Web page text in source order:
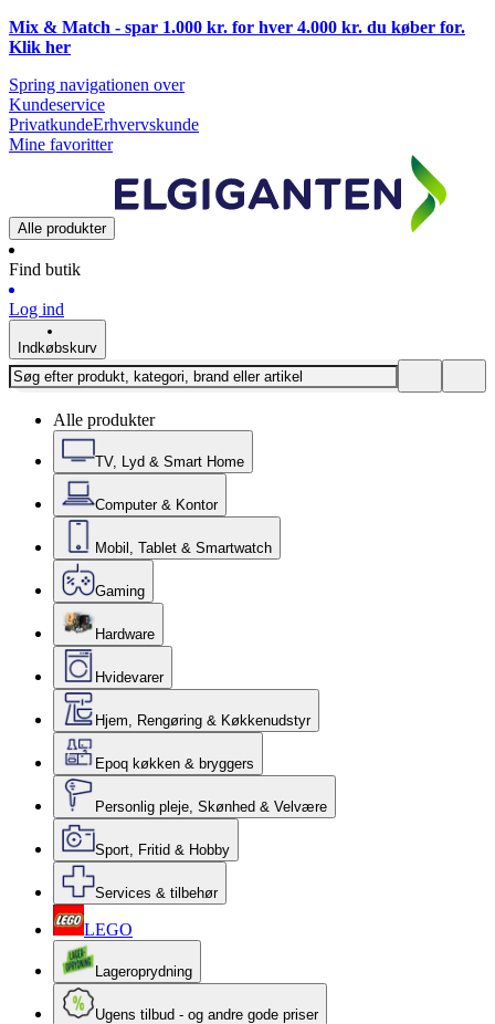
Mix & Match - spar 1.000 kr. for hver 4.000 kr. du køber for.
Klik her
Spring navigationen over
Kundeservice
PrivatkundeErhvervskunde
Mine favoritter
Alle produkter
Find butik
Log ind
Indkøbskurv
Alle produkter
TV, Lyd & Smart Home
Computer & Kontor
Mobil, Tablet & Smartwatch
Gaming
Hardware
Hvidevarer
Hjem, Rengøring & Køkkenudstyr
Epoq køkken & bryggers
Personlig pleje, Skønhed & Velvære
Sport, Fritid & Hobby
Services & tilbehør
LEGO
Lageroprydning
Ugens tilbud - og andre gode priser